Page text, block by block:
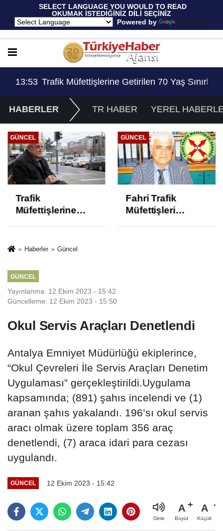
SELECT LANGUAGE YOU WOULD TO READ
OKUMAK İSTEDİĞİNİZ DİLİ SEÇİNİZ
Powered by
Translate
Adil Mi..?
14:13 Trafiği Piste Çevirdiler: 11 Sürücüye Ev
HABERLER TR HABER YEREL
GÜNCEL
Trafik
Müfettişlerine
Mi..?
GÜNCEL
Fahri Trafik
Müfettişleri
Haberler Güncel
GÜNCEL
Yayınlanma: 12 Ekim 2023 - 15:42
Güncelleme: 12 Ekim 2023 - 15:50
Okul Servis Araçları Denetlendi
Antalya Emniyet Müdürlüğü ekiplerince,
“Okul Çevreleri İle Servis Araçları Denetim
Uygulaması” gerçekleştirildi.Uygulama
kapsamında; (891) şahıs incelendi ve (1)
aranan şahıs yakalandı. 196’sı okul servis
aracı olmak üzere toplam 356 araç
denetlendi, (7) araca idari para cezası
uygulandı.
GÜNCEL 12 Ekim 2023 - 15:42
Dinle
A
Büyüt
A
Küçült